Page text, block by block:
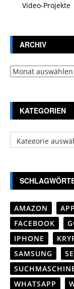
Video-Projekte
ARCHIV
Archiv
KATEGORIEN
Kategorien
AMAZON
FACEBOOK
IPHONE
SAMSUNG
WHATSAPP